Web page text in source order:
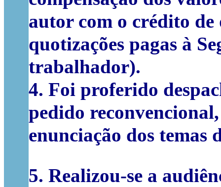
autor com o crédito de
quotizações pagas à
trabalhador).
4. Foi proferido
pedido
enunciação dos temas
5. Realizou-se a